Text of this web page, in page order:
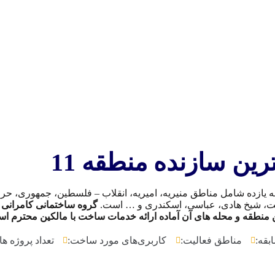
سازنده منطقه 11
یازده شامل مناطق منیریه، امیریه، انقلاب – فلسطین، جمهوری،
شیخ هادی، عباسی، اسکندری و … است.گروه ساختمانی کامرانی
منطقه و محله های آن آماده ارائه خدمات ساخت با مالکین محترم
مناطق فعالیت: کاربری‌های مورد ساخت: تعداد پروژه